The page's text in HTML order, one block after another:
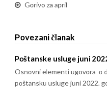
Gorivo za april
Povezani članak
Poštanske usluge juni
Osnovni elementi ugovora o
poštansku usluge juni 2022.